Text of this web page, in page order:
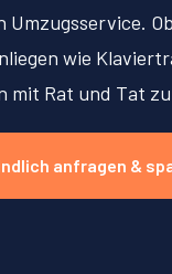
Umzugsservice.
wie
mit Rat und Tat
anfragen &